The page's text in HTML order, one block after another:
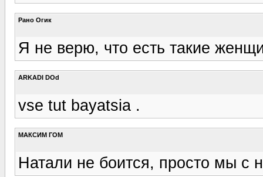
Рано Огик
Я не верю, что есть такие
ARKADI DОd
vse tut bayatsia .
МАКСИМ ГОМ
Натали не боится, просто мы с